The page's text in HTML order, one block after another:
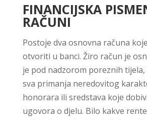
FINANCIJSKA
RAČUNI
Postoje dva osnovna računa
otvoriti u banci. Žiro račun je
je pod nadzorom poreznih tijela,
sva primanja neredovitog
honorara ili sredstava koje
ugovora o djelu. Bilo kakve